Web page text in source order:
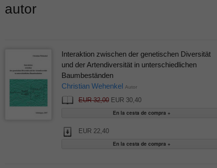
autor
Interaktion zwischen der genetischen Diversität
und der Artendiversität in unterschiedlichen
Baumbeständen
Christian Wehenkel Autor
EUR 32,00EUR 30,40
EUR 22,40